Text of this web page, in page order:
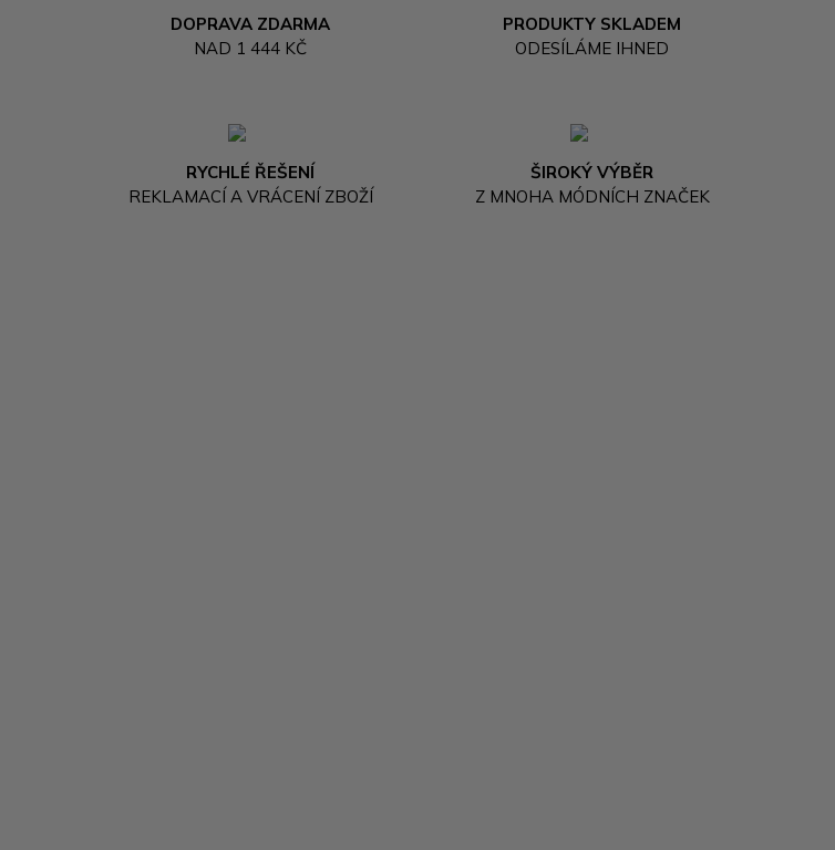
DOPRAVA ZDARMA
NAD 1 444 KČ
PRODUKTY SKLADEM
ODESÍLÁME IHNED
RYCHLÉ ŘEŠENÍ
REKLAMACÍ A VRÁCENÍ ZBOŽÍ
ŠIROKÝ VÝBĚR
Z MNOHA MÓDNÍCH ZNAČEK